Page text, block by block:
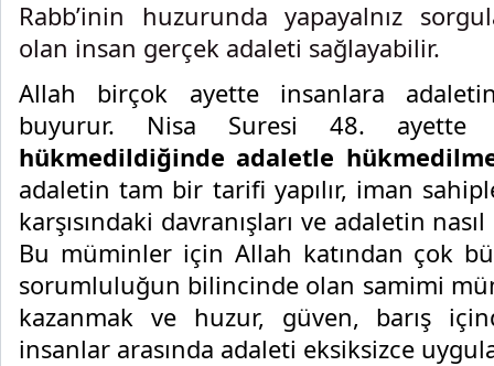
Rabb’inin huzurunda yapayalnız
olan insan gerçek adaleti sağlayabilir.
Allah birçok ayette insanlara
buyurur. Nisa Suresi 48.
hükmedildiğinde adaletle
adaletin tam bir tarifi yapılır, iman
karşısındaki davranışları ve adaletin
Bu müminler için Allah katından çok
sorumluluğun bilincinde olan samimi
kazanmak ve huzur, güven, barış
insanlar arasında adaleti eksiksizce